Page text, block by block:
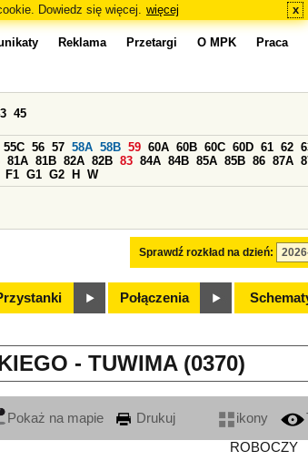
Dowiedz się więcej. więcej x
Reklama Przetargi O MPK Praca
Sprawdź rozkład na dzień:
45
55C 56 57 58A 58B 59 60A 60B 60C 60D 61 62
81A 81B 82A 82B 83 84A 84B 85A 85B 86 87A
F1 G1 G2 H W
Połączenia
- TUWIMA (0370)
Pokaż na mapie Drukuj ikony
ROBOCZY